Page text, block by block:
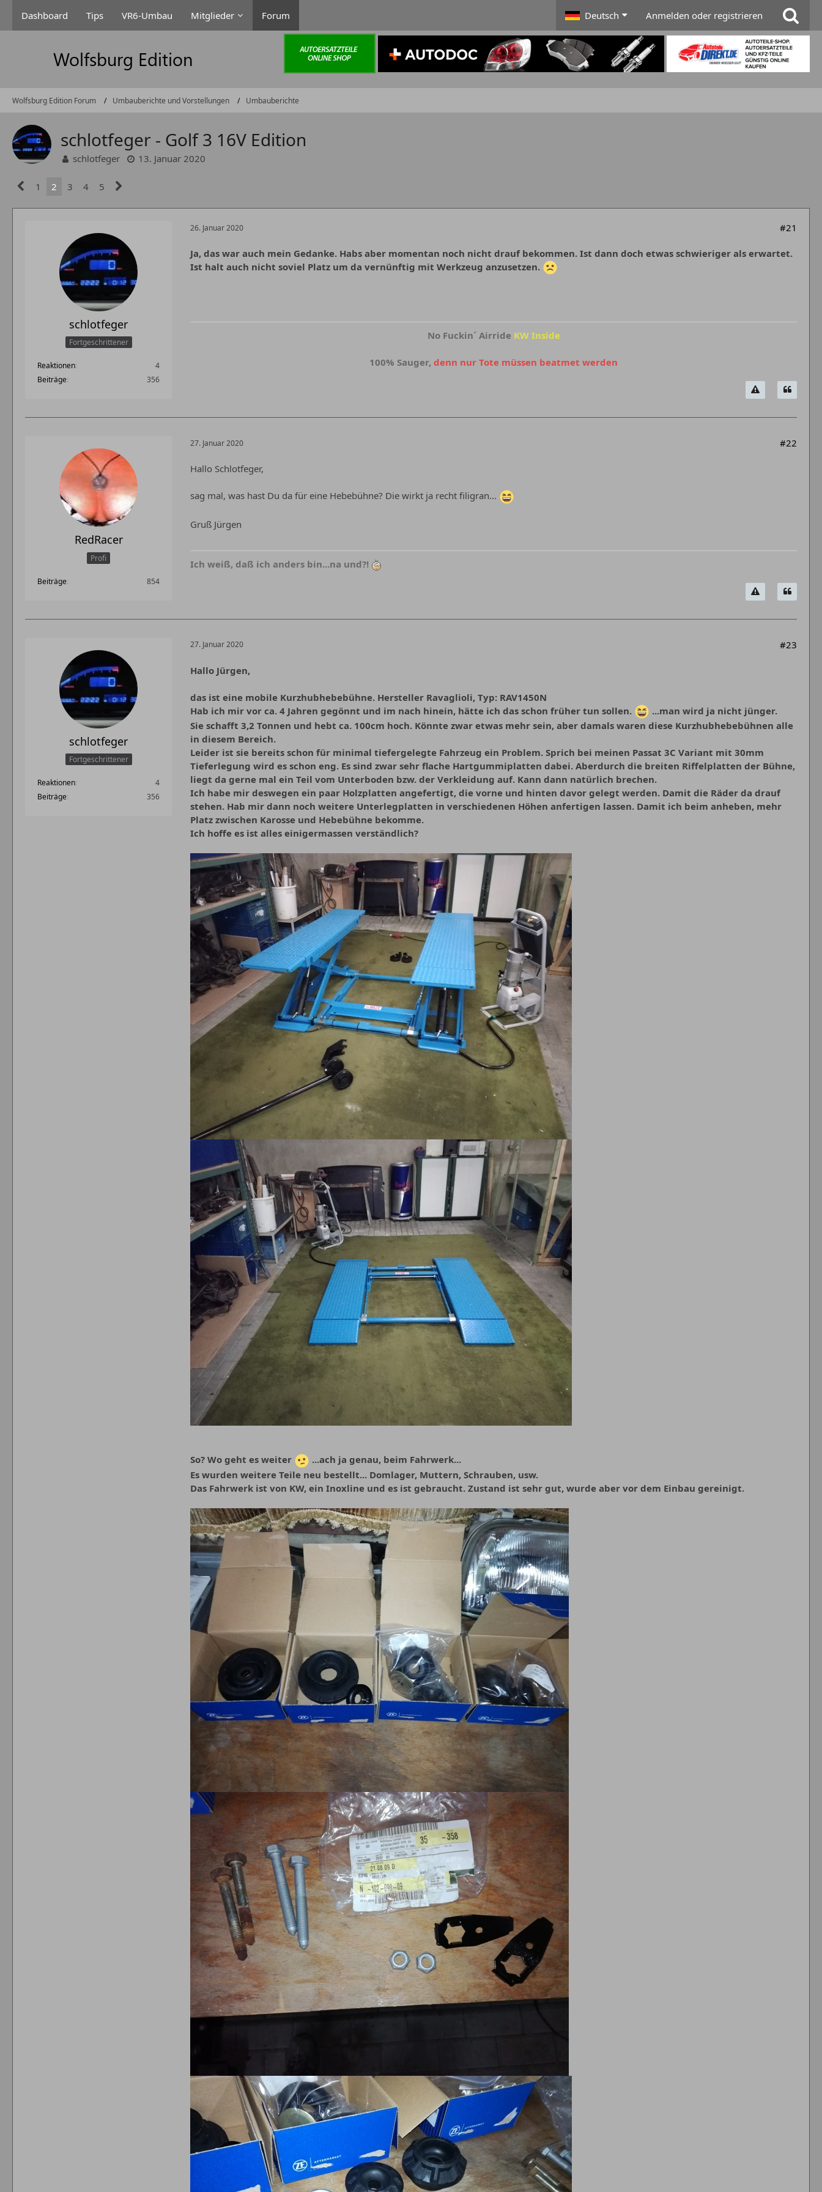
Dashboard Tips VR6-Umbau Mitglieder Forum Deutsch Anmelden oder registrieren
Wolfsburg Edition Forum Umbauberichte und Vorstellungen Umbauberichte
schlotfeger - Golf 3 16V Edition
schlotfeger 13. Januar 2020
1 2 3 4 5
schlotfeger
Fortgeschrittener
Reaktionen
4
Beiträge
356
26. Januar 2020 #21
Ja, das war auch mein Gedanke. Habs aber momentan noch nicht drauf bekommen. Ist dann doch etwas schwieriger als erwartet.
Ist halt auch nicht soviel Platz um da vernünftig mit Werkzeug anzusetzen.
No Fuckin´ Airride KW Inside
100% Sauger, denn nur Tote müssen beatmet werden
RedRacer
Profi
Beiträge 854
27. Januar 2020 #22
Hallo Schlotfeger,
sag mal, was hast Du da für eine Hebebühne? Die wirkt ja recht filigran...
Gruß Jürgen
Ich weiß, daß ich anders bin...na und?!
schlotfeger
Fortgeschrittener
Reaktionen
4
Beiträge
356
27. Januar 2020 #23
Hallo Jürgen,
das ist eine mobile Kurzhubhebebühne. Hersteller Ravaglioli, Typ: RAV1450N
Hab ich mir vor ca. 4 Jahren gegönnt und im nach hinein, hätte ich das schon früher tun sollen.
...man wird ja nicht jünger.
Sie schafft 3,2 Tonnen und hebt ca. 100cm hoch. Könnte zwar etwas mehr sein, aber damals waren diese Kurzhubhebebühnen alle
in diesem Bereich.
Leider ist sie bereits schon für minimal tiefergelegte Fahrzeug ein Problem. Sprich bei meinen Passat 3C Variant mit 30mm
Tieferlegung wird es schon eng. Es sind zwar sehr flache Hartgummiplatten dabei. Aberdurch die breiten Riffelplatten der Bühne,
liegt da gerne mal ein Teil vom Unterboden bzw. der Verkleidung auf. Kann dann natürlich brechen.
Ich habe mir deswegen ein paar Holzplatten angefertigt, die vorne und hinten davor gelegt werden. Damit die Räder da drauf
stehen. Hab mir dann noch weitere Unterlegplatten in verschiedenen Höhen anfertigen lassen. Damit ich beim anheben, mehr
Platz zwischen Karosse und Hebebühne bekomme.
Ich hoffe es ist alles einigermassen verständlich?
So? Wo geht es weiter
...ach ja genau, beim Fahrwerk...
Es wurden weitere Teile neu bestellt... Domlager, Muttern, Schrauben, usw.
Das Fahrwerk ist von KW, ein Inoxline und es ist gebraucht. Zustand ist sehr gut, wurde aber vor dem Einbau gereinigt.